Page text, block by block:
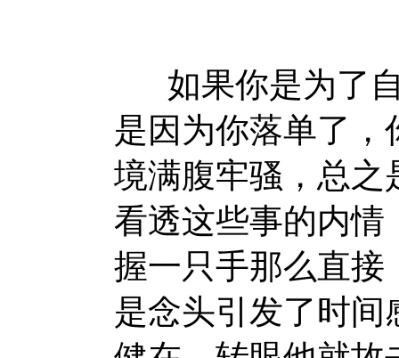
如果你是为了自
是因为你落单了
境满腹牢骚，总之
看透这些事的内情
握一只手那么直接
是念头引发了时